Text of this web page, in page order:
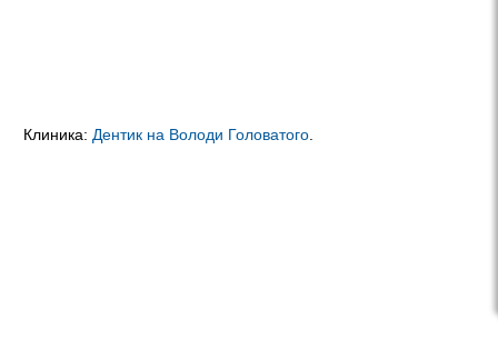
Клиника: Дентик на Володи Головатого.